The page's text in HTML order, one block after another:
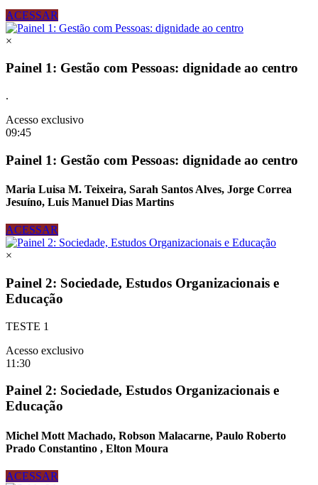
ACESSAR
×
Painel 1: Gestão com Pessoas: dignidade ao centro
.
Acesso exclusivo
09:45
Painel 1: Gestão com Pessoas: dignidade ao centro
Maria Luisa M. Teixeira, Sarah Santos Alves, Jorge Correa
Jesuíno, Luis Manuel Dias Martins
ACESSAR
×
Painel 2: Sociedade, Estudos Organizacionais e
Educação
TESTE 1
Acesso exclusivo
11:30
Painel 2: Sociedade, Estudos Organizacionais e
Educação
Michel Mott Machado, Robson Malacarne, Paulo Roberto
Prado Constantino , Elton Moura
ACESSAR